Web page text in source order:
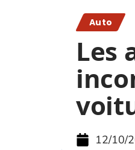
Auto
Les
12/10/